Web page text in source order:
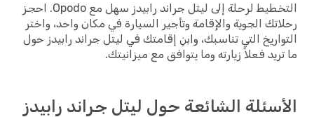
التخطيط لرحلة إلى ليتل جراند رابيدز سهل مع Opodo. احجز
رحلاتك الجوية والإقامة وتأجير السيارة في مكان واحد، واختر
التواريخ التي تناسبك، وابنِ إقامتك في ليتل جراند رابيدز حول
ما تريد فعلاً زيارته وما يتوافق مع ميزانيتك.
الأسئلة الشائعة حول ليتل جراند رابيدز